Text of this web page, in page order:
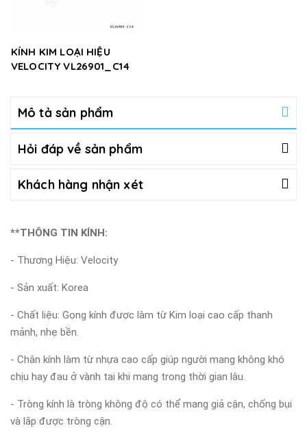
KÍNH KIM LOẠI HIỆU
VELOCITY VL26901_C14
Mô tả sản phẩm
Hỏi đáp về sản phẩm
Khách hàng nhận xét
**THÔNG TIN KÍNH:
- Thương Hiệu: Velocity
- Sản xuất: Korea
- Chất liệu: Gọng kính được làm từ Kim loại cao cấp thanh
mảnh, nhẹ bền.
- Chân kính làm từ nhựa cao cấp giúp người mang không khó
chịu hay đau ở vành tai khi mang trong thời gian lâu.
- Tròng kính là tròng không độ có thể mang giả cận, chống bụi
và lắp được tròng cận.